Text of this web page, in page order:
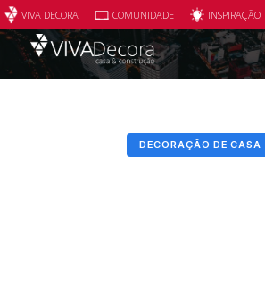
VIVA DECORA COMUNIDADE INSPIRAÇÃO
DECORAÇÃO DE CASA